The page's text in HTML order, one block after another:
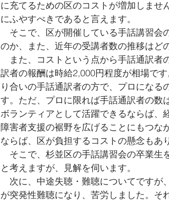
に充てるための区のコストが増加しま
にふやすべきであると言えます。
そこで、区が開催している手話講習会
のか、また、近年の受講者数の推移はど
また、コストという点から手話通訳者
訳者の報酬は時給2,000円程度が相場で
り合いの手話通訳者の方で、プロにな
す。ただ、プロに限れば手話通訳者の数
ボランティアとして活躍できるならば、
障害者支援の裾野を広げることにもつな
ならば、区が負担するコストの懸念もあ
そこで、杉並区の手話講習会の卒業生
と考えますが、見解を伺います。
次に、中途失聴・難聴についてですが
が突発性難聴になり、苦労しました。